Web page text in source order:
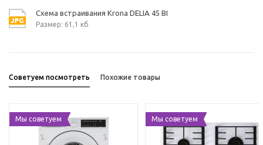
Схема встраивания Krona DELIA 45 BI
Размер: 61,1 кб
Советуем посмотреть Похожие товары
Мы советуем Мы советуем